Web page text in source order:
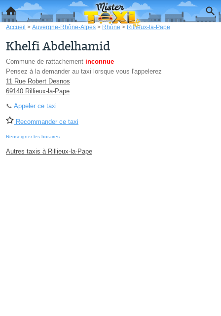
Accueil > Auvergne-Rhône-Alpes > Rhône > Rillieux-la-Pape
Khelfi Abdelhamid
Commune de rattachement inconnue
Pensez à la demander au taxi lorsque vous l'appelerez
11 Rue Robert Desnos
69140 Rillieux-la-Pape
📞 Appeler ce taxi
Recommander ce taxi
Renseigner les horaires
Autres taxis à Rillieux-la-Pape